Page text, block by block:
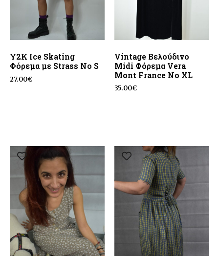
Y2K Ice Skating
Φόρεμα με Strass No S
27.00€
Vintage Βελούδινο
Midi Φόρεμα Vera
Mont France No XL
35.00€